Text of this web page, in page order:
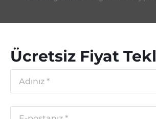
Ücretsiz Fiyat